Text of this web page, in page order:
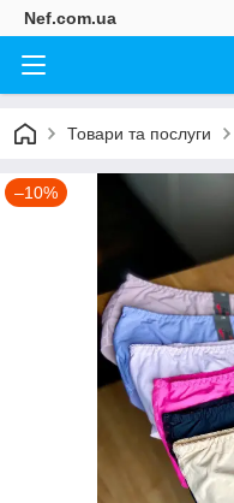
Nef.com.ua
Товари та послуги
–10%